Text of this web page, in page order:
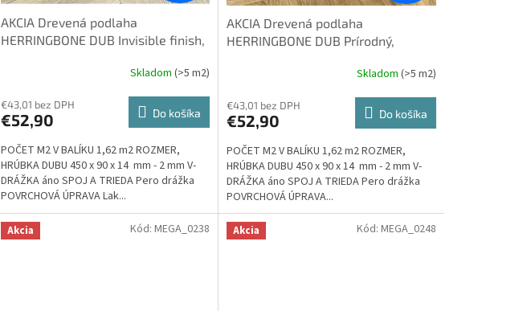
AKCIA Drevená podlaha
HERRINGBONE DUB Invisible finish,
špára 14x90x450mm - rybia kosť
Skladom (>5 m2)
€43,01 bez DPH
€52,90 Do košíka
POČET M2 V BALÍKU 1,62 m2 ROZMER,
HRÚBKA DUBU 450 x 90 x 14 mm - 2 mm V-
DRÁŽKA áno SPOJ A TRIEDA Pero drážka
POVRCHOVÁ ÚPRAVA Lak...
AKCIA Drevená podlaha
HERRINGBONE DUB Prírodný,
špára 14x90x450mm - rybia kosť
Skladom (>5 m2)
€43,01 bez DPH
€52,90 Do košíka
POČET M2 V BALÍKU 1,62 m2 ROZMER,
HRÚBKA DUBU 450 x 90 x 14 mm - 2 mm V-
DRÁŽKA áno SPOJ A TRIEDA Pero drážka
POVRCHOVÁ ÚPRAVA...
Akcia Kód: MEGA_0238 Akcia Kód: MEGA_0248